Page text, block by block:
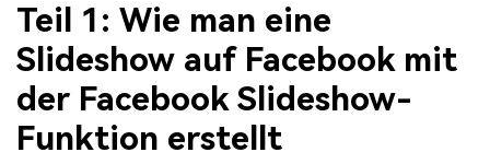
Teil 1: Wie man eine
Slideshow auf Facebook mit
der Facebook Slideshow-
Funktion erstellt